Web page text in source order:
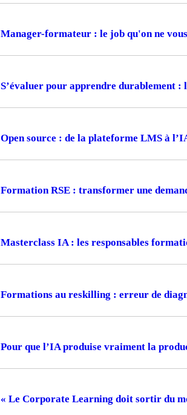
Manager-formateur : le job qu'on ne
S’évaluer pour apprendre durablement :
Open source : de la plateforme LMS à
Formation RSE : transformer une
Masterclass IA : les responsables
Formations au reskilling : erreur de
Pour que l’IA produise vraiment la
« Le Corporate Learning doit sortir du